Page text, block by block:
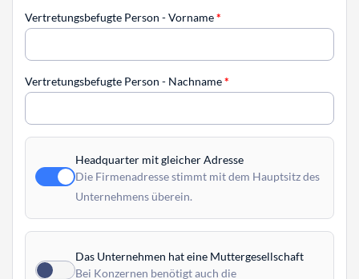
Vertretungsbefugte Person - Vorname*
Vertretungsbefugte Person - Nachname*
Headquarter mit gleicher Adresse
Die Firmenadresse stimmt mit dem Hauptsitz des
Unternehmens überein.
Das Unternehmen hat eine Muttergesellschaft
Bei Konzernen benötigt auch die